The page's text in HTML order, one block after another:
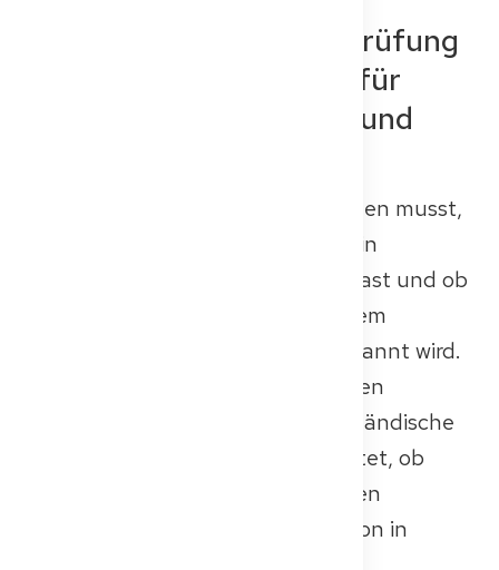
Wer muss die Kenntnisprüfung
ablegen? Ein Leitfaden für
ausländische Ärztinnen und
Ob du die Kenntnisprüfung ablegen musst,
hängt primär davon ab, wo du dein
Medizinstudium abgeschlossen hast und ob
es formal als gleichwertig mit einem
deutschen Medizinstudium anerkannt wird.
Diese Prüfung ist Teil des offiziellen
Anerkennungsverfahrens für ausländische
Berufsqualifikationen, das bewertet, ob
deine medizinische Ausbildung den
Standards für die volle Approbation in